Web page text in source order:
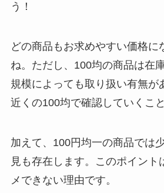
う！
どの商品もお求めやすい価格に
ね。ただし、100均の商品は在
規模によっても取り扱い有無が
近くの100均で確認していくこ
加えて、100円均一の商品では
見も存在します。このポイント
メできない理由です。